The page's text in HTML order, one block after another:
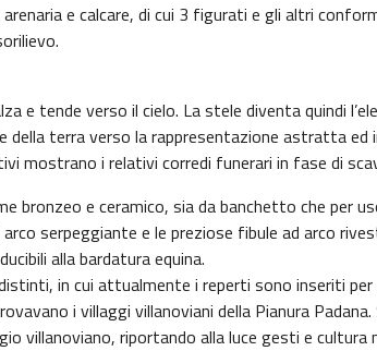
e calcare, di cui 3 figurati e gli altri
e tende verso il cielo. La stele diventa quindi
terra verso la rappresentazione astratta ed
mostrano i relativi corredi funerari in fase di
bronzeo e ceramico, sia da banchetto che per
serpeggiante e le preziose fibule ad arco
alla bardatura equina.
in cui attualmente i reperti sono inseriti
i villaggi villanoviani della Pianura Padana.
villanoviano, riportando alla luce gesti e cultura